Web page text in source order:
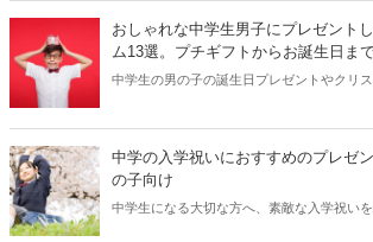
中学生の男女の誕生日にプレゼントしたい
介します。インパクトのあるアイテムやユ
いい＆かわいいアイテムなどもらったら必
幅広く集めてみました。
おしゃれな中学生男子にプレゼント
ム13選。プチギフトからお誕生日まで
中学生の男の子の誕生日プレゼントやクリ
や楽しいことにとことん夢中になる年ごろ
読むのが大好きな子も食べるのが大好きな
いろ集めてみました。予算に合わせて選んで
中学の入学祝いにおすすめのプレゼ
の子向け
中学生になる大切な方へ、素敵な入学祝い